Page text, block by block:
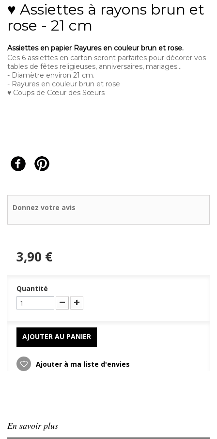
♥ Assiettes à rayons brun et
rose - 21 cm
Assiettes en papier Rayures en couleur brun et rose.
Ces 6 assiettes en carton seront parfaites pour décorer vos
tables de fêtes religieuses, anniversaires, mariages...
- Diamètre environ 21 cm.
- Rayures en couleur brun et rose
♥ Coups de Cœur des Sœurs
Donnez votre avis
3,90 €
Quantité
AJOUTER AU PANIER
Ajouter à ma liste d'envies
En savoir plus